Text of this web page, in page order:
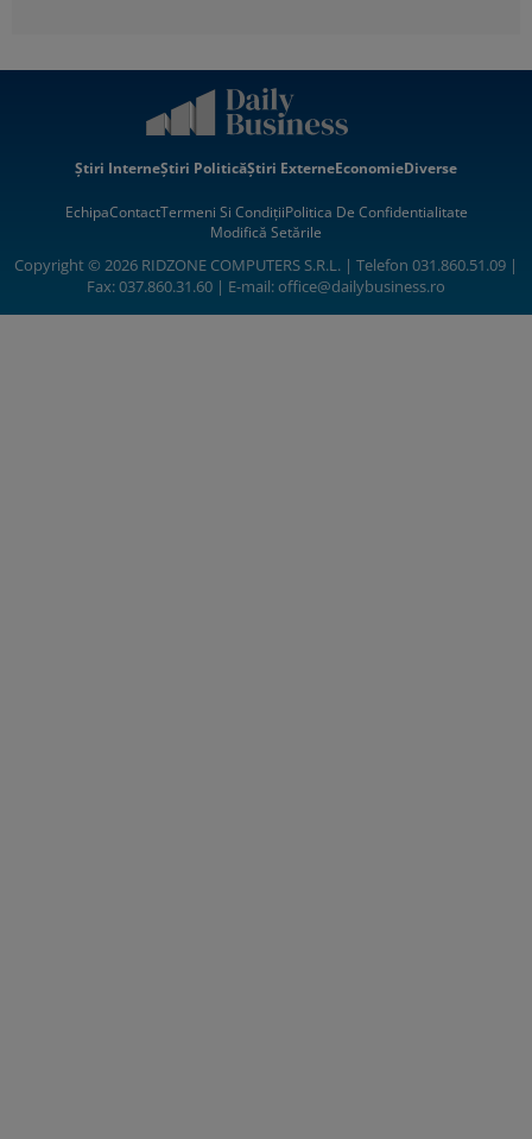
Știri InterneȘtiri PoliticăȘtiri ExterneEconomieDiverse
EchipaContactTermeni Si CondițiiPolitica De Confidentialitate
Modifică Setările
Copyright © 2026 RIDZONE COMPUTERS S.R.L. | Telefon 031.860.51.09 |
Fax: 037.860.31.60 | E-mail:office@dailybusiness.ro